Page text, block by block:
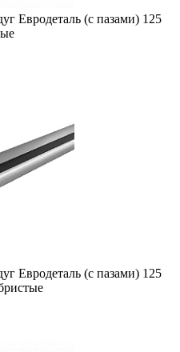
Евродеталь (с пазами) 125
Евродеталь (с пазами) 125